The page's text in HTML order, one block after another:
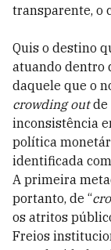
transparente, o
Quis o destino
atuando dentro
daquele que o
crowding outde
inconsistência
política
identificada
A primeira
portanto, de “
os atritos
Freios